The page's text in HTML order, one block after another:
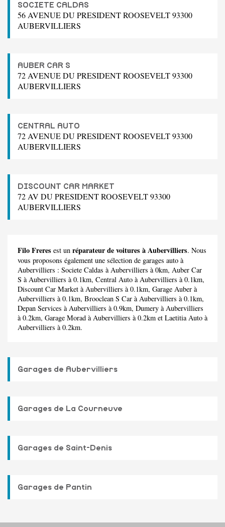
SOCIETE CALDAS
56 AVENUE DU PRESIDENT ROOSEVELT 93300
AUBERVILLIERS
AUBER CAR S
72 AVENUE DU PRESIDENT ROOSEVELT 93300
AUBERVILLIERS
CENTRAL AUTO
72 AVENUE DU PRESIDENT ROOSEVELT 93300
AUBERVILLIERS
DISCOUNT CAR MARKET
72 AV DU PRESIDENT ROOSEVELT 93300
AUBERVILLIERS
Filo Freres est un réparateur de voitures à Aubervilliers. Nous
vous proposons également une sélection de garages auto à
Aubervilliers : Societe Caldas à Aubervilliers à 0km, Auber Car
S à Aubervilliers à 0.1km, Central Auto à Aubervilliers à 0.1km,
Discount Car Market à Aubervilliers à 0.1km, Garage Auber à
Aubervilliers à 0.1km, Brooclean S Car à Aubervilliers à 0.1km,
Depan Services à Aubervilliers à 0.9km, Dumery à Aubervilliers
à 0.2km, Garage Morad à Aubervilliers à 0.2km et Laetitia Auto à
Aubervilliers à 0.2km.
Garages de Aubervilliers
Garages de La Courneuve
Garages de Saint-Denis
Garages de Pantin